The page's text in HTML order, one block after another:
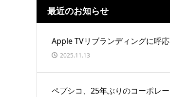
最近のお知らせ
Apple TVリブランディングに呼
2025.11.13
ペプシコ、25年ぶりのコーポレ